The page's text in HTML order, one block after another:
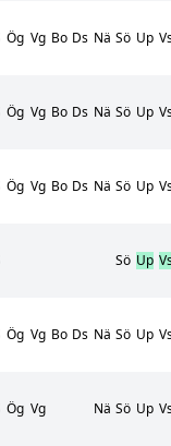
Ög Vg Bo Ds Nä Sö Up
Ög Vg Bo Ds Nä Sö Up
Ög Vg Bo Ds Nä Sö Up
Sö Up
Ög Vg Bo Ds Nä Sö Up
Ög Vg Nä Sö Up